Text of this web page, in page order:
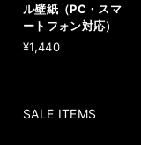
ル壁紙（PC・スマ
ートフォン対応）
¥1,440
SALE ITEMS